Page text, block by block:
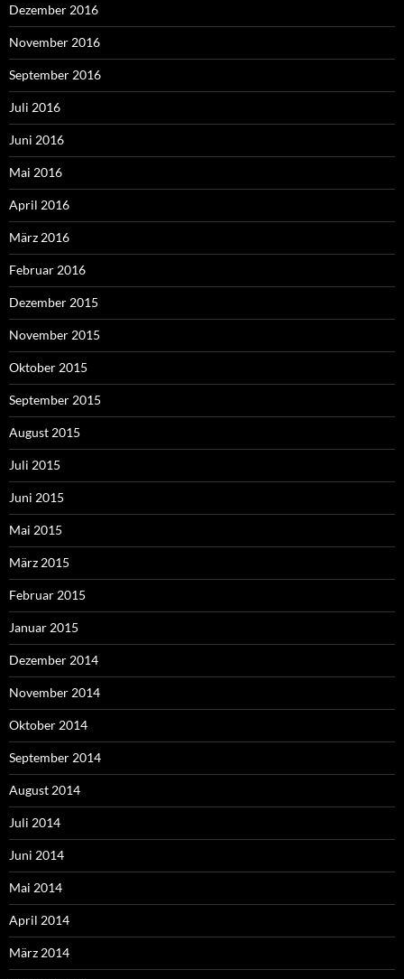
Dezember 2016
November 2016
September 2016
Juli 2016
Juni 2016
Mai 2016
April 2016
März 2016
Februar 2016
Dezember 2015
November 2015
Oktober 2015
September 2015
August 2015
Juli 2015
Juni 2015
Mai 2015
März 2015
Februar 2015
Januar 2015
Dezember 2014
November 2014
Oktober 2014
September 2014
August 2014
Juli 2014
Juni 2014
Mai 2014
April 2014
März 2014